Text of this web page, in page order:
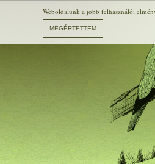
Weboldalunk a jobb felhasználói